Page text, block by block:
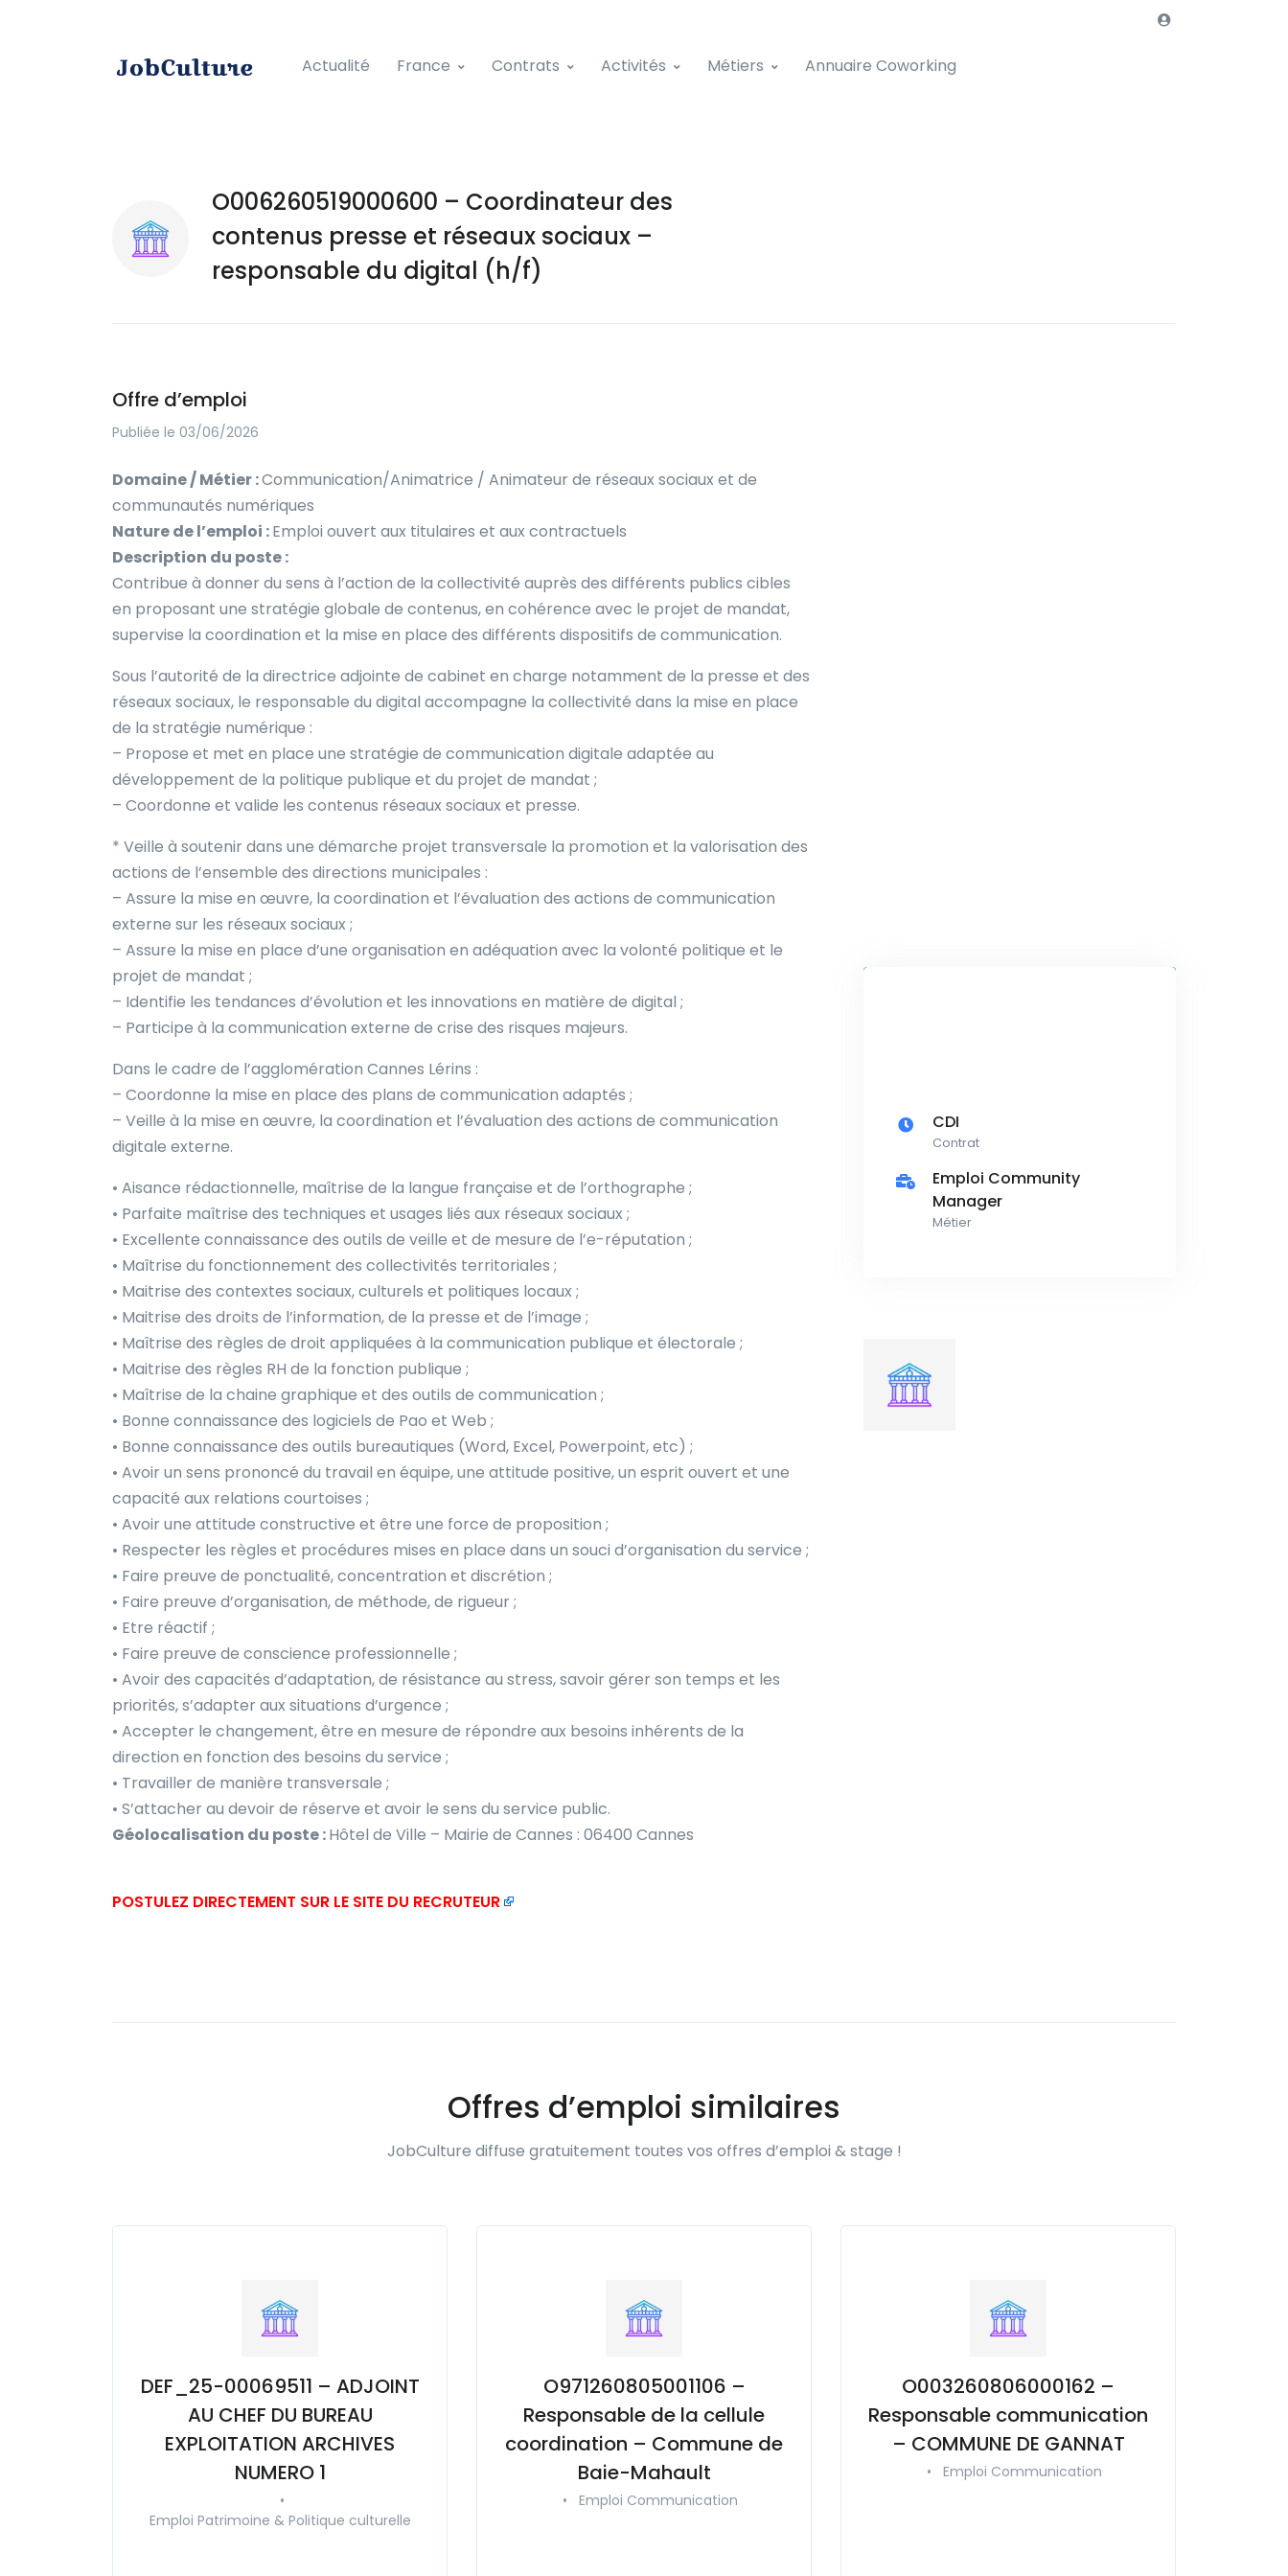
Actualité France Contrats Activités Métiers Annuaire Coworking
O006260519000600 – Coordinateur des
contenus presse et réseaux sociaux –
responsable du digital (h/f)
Offre d’emploi
Publiée le 03/06/2026
Domaine / Métier :Communication/Animatrice / Animateur de réseaux sociaux et de
communautés numériques
Nature de l’emploi :Emploi ouvert aux titulaires et aux contractuels
Description du poste :
Contribue à donner du sens à l’action de la collectivité auprès des différents publics cibles
en proposant une stratégie globale de contenus, en cohérence avec le projet de mandat,
supervise la coordination et la mise en place des différents dispositifs de communication.
Sous l’autorité de la directrice adjointe de cabinet en charge notamment de la presse et des
réseaux sociaux, le responsable du digital accompagne la collectivité dans la mise en place
de la stratégie numérique :
– Propose et met en place une stratégie de communication digitale adaptée au
développement de la politique publique et du projet de mandat ;
– Coordonne et valide les contenus réseaux sociaux et presse.
* Veille à soutenir dans une démarche projet transversale la promotion et la valorisation des
actions de l’ensemble des directions municipales :
– Assure la mise en œuvre, la coordination et l’évaluation des actions de communication
externe sur les réseaux sociaux ;
– Assure la mise en place d’une organisation en adéquation avec la volonté politique et le
projet de mandat ;
– Identifie les tendances d’évolution et les innovations en matière de digital ;
– Participe à la communication externe de crise des risques majeurs.
Dans le cadre de l’agglomération Cannes Lérins :
– Coordonne la mise en place des plans de communication adaptés ;
– Veille à la mise en œuvre, la coordination et l’évaluation des actions de communication
digitale externe.
• Aisance rédactionnelle, maîtrise de la langue française et de l’orthographe ;
• Parfaite maîtrise des techniques et usages liés aux réseaux sociaux ;
• Excellente connaissance des outils de veille et de mesure de l’e-réputation ;
• Maîtrise du fonctionnement des collectivités territoriales ;
• Maitrise des contextes sociaux, culturels et politiques locaux ;
• Maitrise des droits de l’information, de la presse et de l’image ;
• Maîtrise des règles de droit appliquées à la communication publique et électorale ;
• Maitrise des règles RH de la fonction publique ;
• Maîtrise de la chaine graphique et des outils de communication ;
• Bonne connaissance des logiciels de Pao et Web ;
• Bonne connaissance des outils bureautiques (Word, Excel, Powerpoint, etc) ;
• Avoir un sens prononcé du travail en équipe, une attitude positive, un esprit ouvert et une
capacité aux relations courtoises ;
• Avoir une attitude constructive et être une force de proposition ;
• Respecter les règles et procédures mises en place dans un souci d’organisation du service ;
• Faire preuve de ponctualité, concentration et discrétion ;
• Faire preuve d’organisation, de méthode, de rigueur ;
• Etre réactif ;
• Faire preuve de conscience professionnelle ;
• Avoir des capacités d’adaptation, de résistance au stress, savoir gérer son temps et les
priorités, s’adapter aux situations d’urgence ;
• Accepter le changement, être en mesure de répondre aux besoins inhérents de la
direction en fonction des besoins du service ;
• Travailler de manière transversale ;
• S’attacher au devoir de réserve et avoir le sens du service public.
Géolocalisation du poste :Hôtel de Ville – Mairie de Cannes : 06400 Cannes
POSTULEZ DIRECTEMENT SUR LE SITE DU RECRUTEUR
CDI
Contrat
Emploi Community
Manager
Métier
Offres d’emploi similaires
JobCulture diffuse gratuitement toutes vos offres d’emploi & stage !
DEF_25-00069511 – ADJOINT
AU CHEF DU BUREAU
EXPLOITATION ARCHIVES
NUMERO 1
•
Emploi Patrimoine & Politique culturelle
O971260805001106 –
Responsable de la cellule
coordination – Commune de
Baie-Mahault
• Emploi Communication
O003260806000162 –
Responsable communication
– COMMUNE DE GANNAT
• Emploi Communication